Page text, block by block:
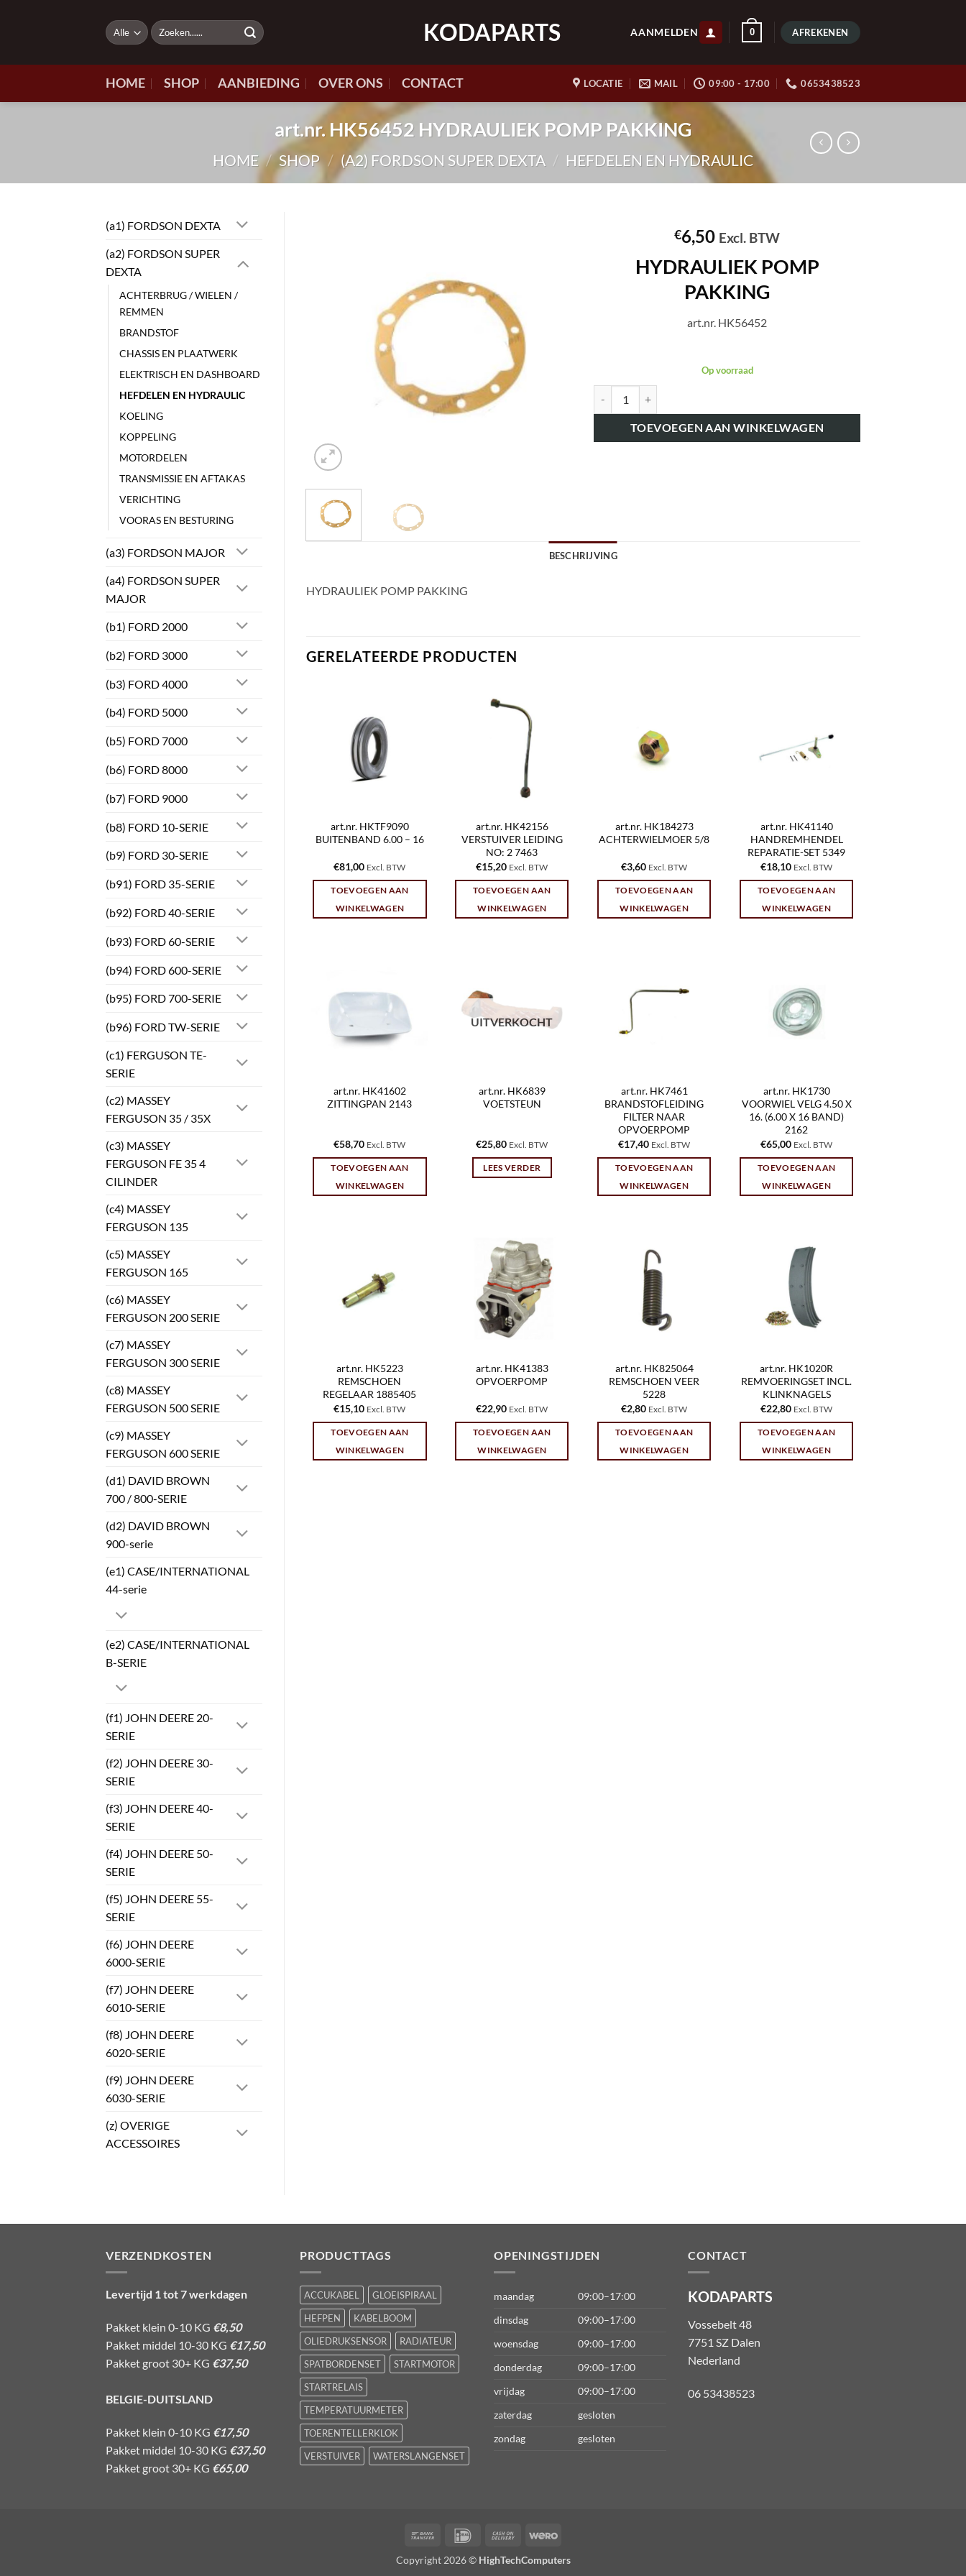
KODAPARTS
Zoeken
naar:
AANMELDEN 0 AFREKENEN
HOME SHOP AANBIEDING OVER ONS CONTACT LOCATIE MAIL 09:00 - 17:00 0653438523
art.nr. HK56452 HYDRAULIEK POMP PAKKING
HOME / SHOP / (A2) FORDSON SUPER DEXTA / HEFDELEN EN HYDRAULIC
(a1) FORDSON DEXTA
(a2) FORDSON SUPER
DEXTA
ACHTERBRUG / WIELEN /
REMMEN
BRANDSTOF
CHASSIS EN PLAATWERK
ELEKTRISCH EN DASHBOARD
HEFDELEN EN HYDRAULIC
KOELING
KOPPELING
MOTORDELEN
TRANSMISSIE EN AFTAKAS
VERICHTING
VOORAS EN BESTURING
(a3) FORDSON MAJOR
(a4) FORDSON SUPER
MAJOR
(b1) FORD 2000
(b2) FORD 3000
(b3) FORD 4000
(b4) FORD 5000
(b5) FORD 7000
(b6) FORD 8000
(b7) FORD 9000
(b8) FORD 10-SERIE
(b9) FORD 30-SERIE
(b91) FORD 35-SERIE
(b92) FORD 40-SERIE
(b93) FORD 60-SERIE
(b94) FORD 600-SERIE
(b95) FORD 700-SERIE
(b96) FORD TW-SERIE
(c1) FERGUSON TE-
SERIE
(c2) MASSEY
FERGUSON 35 / 35X
(c3) MASSEY
FERGUSON FE 35 4
CILINDER
(c4) MASSEY
FERGUSON 135
(c5) MASSEY
FERGUSON 165
(c6) MASSEY
FERGUSON 200 SERIE
(c7) MASSEY
FERGUSON 300 SERIE
(c8) MASSEY
FERGUSON 500 SERIE
(c9) MASSEY
FERGUSON 600 SERIE
(d1) DAVID BROWN
700 / 800-SERIE
(d2) DAVID BROWN
900-serie
(e1) CASE/INTERNATIONAL
44-serie
(e2) CASE/INTERNATIONAL
B-SERIE
(f1) JOHN DEERE 20-
SERIE
(f2) JOHN DEERE 30-
SERIE
(f3) JOHN DEERE 40-
SERIE
(f4) JOHN DEERE 50-
SERIE
(f5) JOHN DEERE 55-
SERIE
(f6) JOHN DEERE
6000-SERIE
(f7) JOHN DEERE
6010-SERIE
(f8) JOHN DEERE
6020-SERIE
(f9) JOHN DEERE
6030-SERIE
(z) OVERIGE
ACCESSOIRES
€6,50 Excl. BTW
HYDRAULIEK POMP
PAKKING
art.nr. HK56452
Op voorraad
TOEVOEGEN AAN WINKELWAGEN
BESCHRIJVING
HYDRAULIEK POMP PAKKING
GERELATEERDE PRODUCTEN
art.nr. HKTF9090
BUITENBAND 6.00 – 16
€81,00 Excl. BTW
TOEVOEGEN AAN
WINKELWAGEN
art.nr. HK42156
VERSTUIVER LEIDING
NO: 2 7463
€15,20 Excl. BTW
TOEVOEGEN AAN
WINKELWAGEN
art.nr. HK184273
ACHTERWIELMOER 5/8
€3,60 Excl. BTW
TOEVOEGEN AAN
WINKELWAGEN
art.nr. HK41140
HANDREMHENDEL
REPARATIE-SET 5349
€18,10 Excl. BTW
TOEVOEGEN AAN
WINKELWAGEN
art.nr. HK41602
ZITTINGPAN 2143
€58,70 Excl. BTW
TOEVOEGEN AAN
WINKELWAGEN
UITVERKOCHT
art.nr. HK6839
VOETSTEUN
€25,80 Excl. BTW
LEES VERDER
art.nr. HK7461
BRANDSTOFLEIDING
FILTER NAAR
OPVOERPOMP
€17,40 Excl. BTW
TOEVOEGEN AAN
WINKELWAGEN
art.nr. HK1730
VOORWIEL VELG 4.50 X
16. (6.00 X 16 BAND)
2162
€65,00 Excl. BTW
TOEVOEGEN AAN
WINKELWAGEN
art.nr. HK5223
REMSCHOEN
REGELAAR 1885405
€15,10 Excl. BTW
TOEVOEGEN AAN
WINKELWAGEN
art.nr. HK41383
OPVOERPOMP
€22,90 Excl. BTW
TOEVOEGEN AAN
WINKELWAGEN
art.nr. HK825064
REMSCHOEN VEER
5228
€2,80 Excl. BTW
TOEVOEGEN AAN
WINKELWAGEN
art.nr. HK1020R
REMVOERINGSET INCL.
KLINKNAGELS
€22,80 Excl. BTW
TOEVOEGEN AAN
WINKELWAGEN
VERZENDKOSTEN
Levertijd 1 tot 7 werkdagen
Pakket klein 0-10 KG €8,50
Pakket middel 10-30 KG €17,50
Pakket groot 30+ KG €37,50
BELGIE-DUITSLAND
Pakket klein 0-10 KG €17,50
Pakket middel 10-30 KG €37,50
Pakket groot 30+ KG €65,00
PRODUCTTAGS
ACCUKABEL
GLOEISPIRAAL
HEFPEN
KABELBOOM
OLIEDRUKSENSOR
RADIATEUR
SPATBORDENSET
STARTMOTOR
STARTRELAIS
TEMPERATUURMETER
TOERENTELLERKLOK
VERSTUIVER
WATERSLANGENSET
OPENINGSTIJDEN
maandag
09:00–17:00
dinsdag
09:00–17:00
woensdag
09:00–17:00
donderdag
09:00–17:00
vrijdag
09:00–17:00
zaterdag
gesloten
zondag
gesloten
CONTACT
KODAPARTS
Vossebelt 48
7751 SZ Dalen
Nederland
06 53438523
Bank
IDeal
Cash
Delivery
Wero
Copyright 2026 © HighTechComputers